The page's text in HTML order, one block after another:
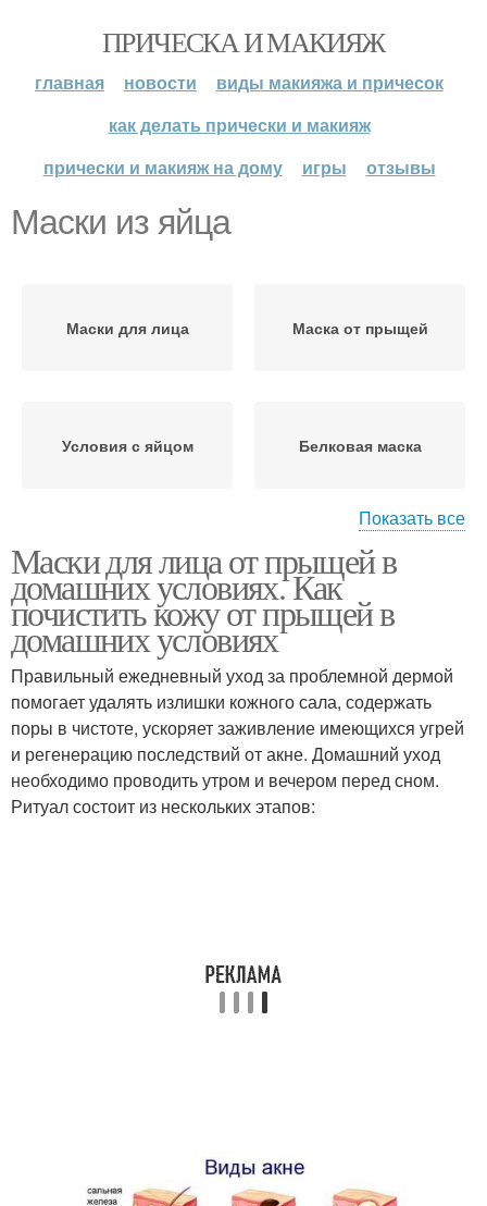
ПРИЧЕСКА И МАКИЯЖ
главная новости
виды макияжа и причесок
как делать прически и макияж
прически и макияж на дому
игры отзывы
Маски из яйца
Маски для лица Маска от прыщей
Условия с яйцом Белковая маска
Маски из яиц Медовая маска
Маска с яйцом Маски от прыщей
Маски на основе Маска для лица
Показать все
Маски для лица от прыщей в
домашних условиях. Как
почистить кожу от прыщей в
домашних условиях
Правильный ежедневный уход за проблемной дермой
помогает удалять излишки кожного сала, содержать
поры в чистоте, ускоряет заживление имеющихся угрей
и регенерацию последствий от акне. Домашний уход
необходимо проводить утром и вечером перед сном.
Ритуал состоит из нескольких этапов: